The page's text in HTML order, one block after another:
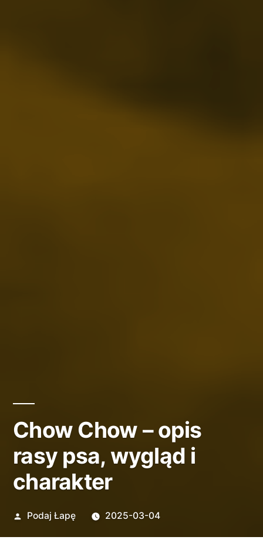
Chow Chow – opis
rasy psa, wygląd i
charakter
Opublikowane
Podaj Łapę 2025-03-04